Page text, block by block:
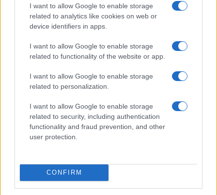
I want to allow Google to enable storage
related to analytics like cookies on web or
device identifiers in apps.
I want to allow Google to enable storage
related to functionality of the website or app.
I want to allow Google to enable storage
related to personalization.
I want to allow Google to enable storage
related to security, including authentication
functionality and fraud prevention, and other
user protection.
CONFIRM
Continua a leggere
ALTRI SPORT
Europei di tuffi Parigi 2026: medaglie e record per gli
azzurri